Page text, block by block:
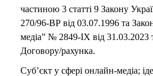
частиною 3 статті 9 Закону
270/96-ВР від 03.07.1996 та
медіа” № 2849-IX від 31.03.2023
Договору/рахунка.
Суб’єкт у сфері онлайн-медіа;